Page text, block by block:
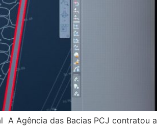
A Agência das Bacias PCJ contratou a